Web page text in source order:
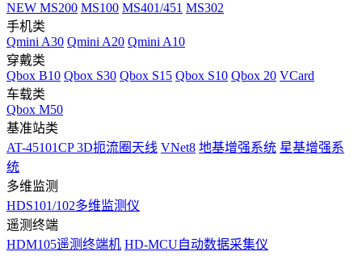
NEW MS200 MS100 MS401/451 MS302
手机类
Qmini A30 Qmini A20 Qmini A10
穿戴类
Qbox B10 Qbox S30 Qbox S15 Qbox S10 Qbox 20 VCard
车载类
Qbox M50
基准站类
AT-45101CP 3D扼流圈天线 VNet8 地基增强系统 星基增强系
统
多维监测
HDS101/102多维监测仪
遥测终端
HDM105遥测终端机 HD-MCU自动数据采集仪